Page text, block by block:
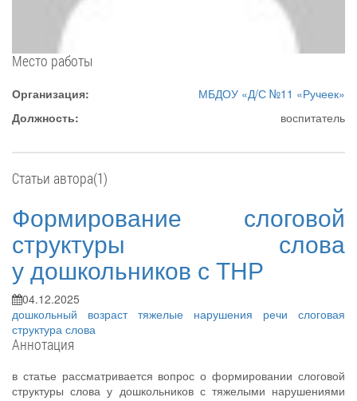
Место работы
Организация:
МБДОУ «Д/С №11 «Ручеек»
Должность:
воспитатель
Статьи автора(1)
Формирование слоговой
структуры слова
у дошкольников с ТНР
04.12.2025
дошкольный возраст тяжелые нарушения речи слоговая
структура слова
Аннотация
в статье рассматривается вопрос о формировании слоговой
структуры слова у дошкольников с тяжелыми нарушениями